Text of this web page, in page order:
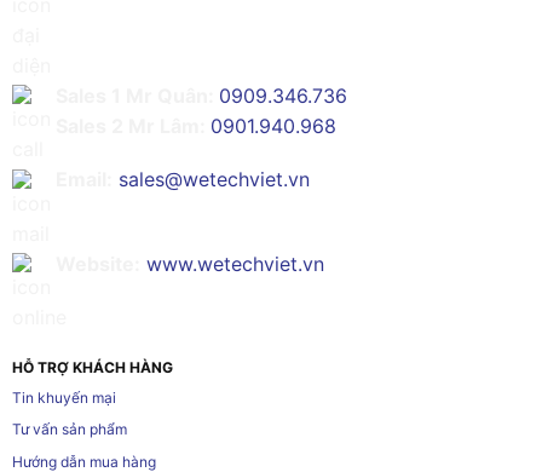
0909.346.736
0901.940.968
sales@wetechviet.vn
www.wetechviet.vn
HỖ TRỢ KHÁCH HÀNG
Tin khuyến mại
Tư vấn sản phẩm
Hướng dẫn mua hàng